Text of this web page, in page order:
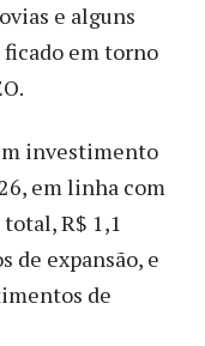
e alguns
em torno
investimento
em linha com
R$ 1,1
de expansão, e
de